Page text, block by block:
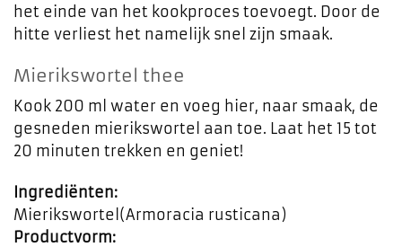
het einde van het kookproces toevoegt. Door de
hitte verliest het namelijk snel zijn smaak.
Mierikswortel thee
Kook 200 ml water en voeg hier, naar smaak, de
gesneden mierikswortel aan toe. Laat het 15 tot
20 minuten trekken en geniet!
Ingrediënten:
Mierikswortel(Armoracia rusticana)
Productvorm: